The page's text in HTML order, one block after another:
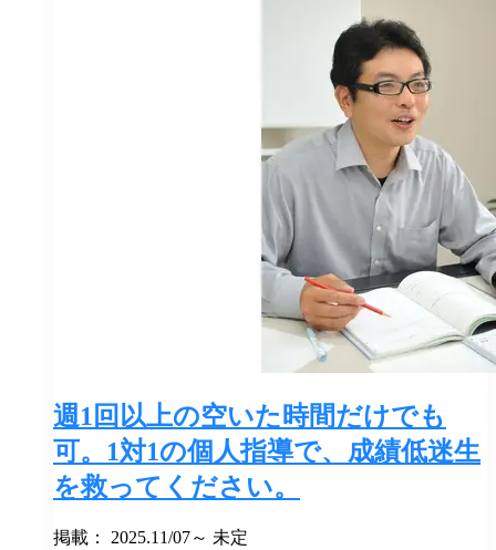
週1回以上の空いた時間だけでも
可。1対1の個人指導で、成績低迷生
を救ってください。
掲載： 2025.11/07～ 未定